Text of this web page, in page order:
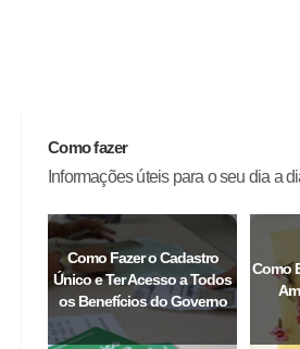
Como fazer
Informações úteis para o seu dia a
Como Fazer o Cadastro
Único e Ter Acesso a Todos
os Benefícios do Governo
Como